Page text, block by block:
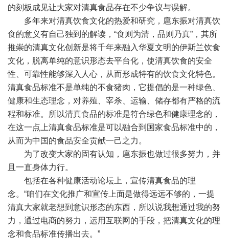
的刻板成见让大家对清真食品存在不少争议与误解。
多年来对清真饮食文化的热爱和研究，扈东振对清真饮
食的意义有自己独到的解读，“食则为清，品则乃真”，其所
推崇的清真文化创新是将千年来融入华夏文明的伊斯兰饮食
文化，脱离单纯的意识形态去平台化，使清真饮食的安全
性、可靠性能够深入人心，从而形成特有的饮食文化特色。
清真食品标准不是单纯的不食猪肉，它提倡的是一种绿色、
健康和生态理念，对养殖、宰杀、运输、储存都有严格的流
程和标准。所以清真食品的标准是符合绿色和健康理念的，
在这一点上清真食品标准是可以融合到国家食品标准中的，
从而为中国的食品安全贡献一己之力。
为了改变大家的固有认知，扈东振也做过很多努力，并
且一直身体力行。
包括在各种健康活动论坛上，宣传清真食品的理
念。“咱们在文化推广和宣传上面是做得远远不够的，一提
清真大家就老想到意识形态的东西，所以说我想通过我的努
力，通过电商的努力，运用互联网的手段，把清真文化的理
念和食品标准传播出去。”